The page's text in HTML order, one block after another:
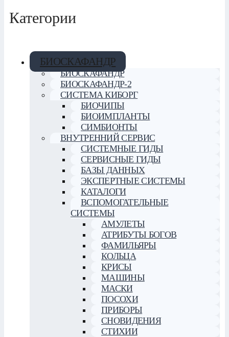
Категории
БИОСКАФАНДР
БИОСКАФАНДР
БИОСКАФАНДР-2
СИСТЕМА КИБОРГ
БИОЧИПЫ
БИОИМПЛАНТЫ
СИМБИОНТЫ
ВНУТРЕННИЙ СЕРВИС
СИСТЕМНЫЕ ГИДЫ
СЕРВИСНЫЕ ГИДЫ
БАЗЫ ДАННЫХ
ЭКСПЕРТНЫЕ СИСТЕМЫ
КАТАЛОГИ
ВСПОМОГАТЕЛЬНЫЕ
СИСТЕМЫ
АМУЛЕТЫ
АТРИБУТЫ БОГОВ
ФАМИЛЬЯРЫ
КОЛЬЦА
КРИСЫ
МАШИНЫ
МАСКИ
ПОСОХИ
ПРИБОРЫ
СНОВИДЕНИЯ
СТИХИИ